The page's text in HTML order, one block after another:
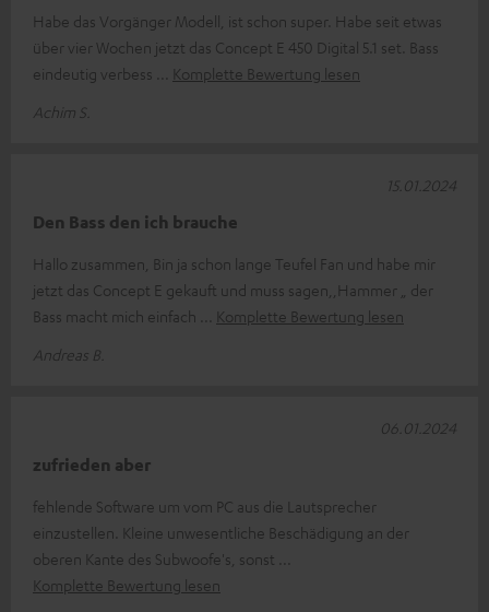
Habe das Vorgänger Modell, ist schon super. Habe seit etwas
über vier Wochen jetzt das Concept E 450 Digital 5.1 set. Bass
eindeutig verbess
Komplette Bewertung lesen
Achim S.
Den Bass den ich brauche
Hallo zusammen, Bin ja schon lange Teufel Fan und habe mir
jetzt das Concept E gekauft und muss sagen,,Hammer „ der
Bass macht mich einfach
Komplette Bewertung lesen
Andreas B.
15.01.2024
zufrieden aber
fehlende Software um vom PC aus die Lautsprecher
einzustellen. Kleine unwesentliche Beschädigung an der
oberen Kante des Subwoofe's, sonst
Komplette Bewertung lesen
06.01.2024